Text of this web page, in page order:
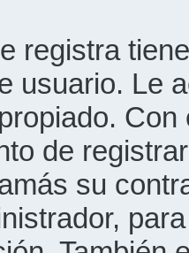
registra
usuario. Le
de
su